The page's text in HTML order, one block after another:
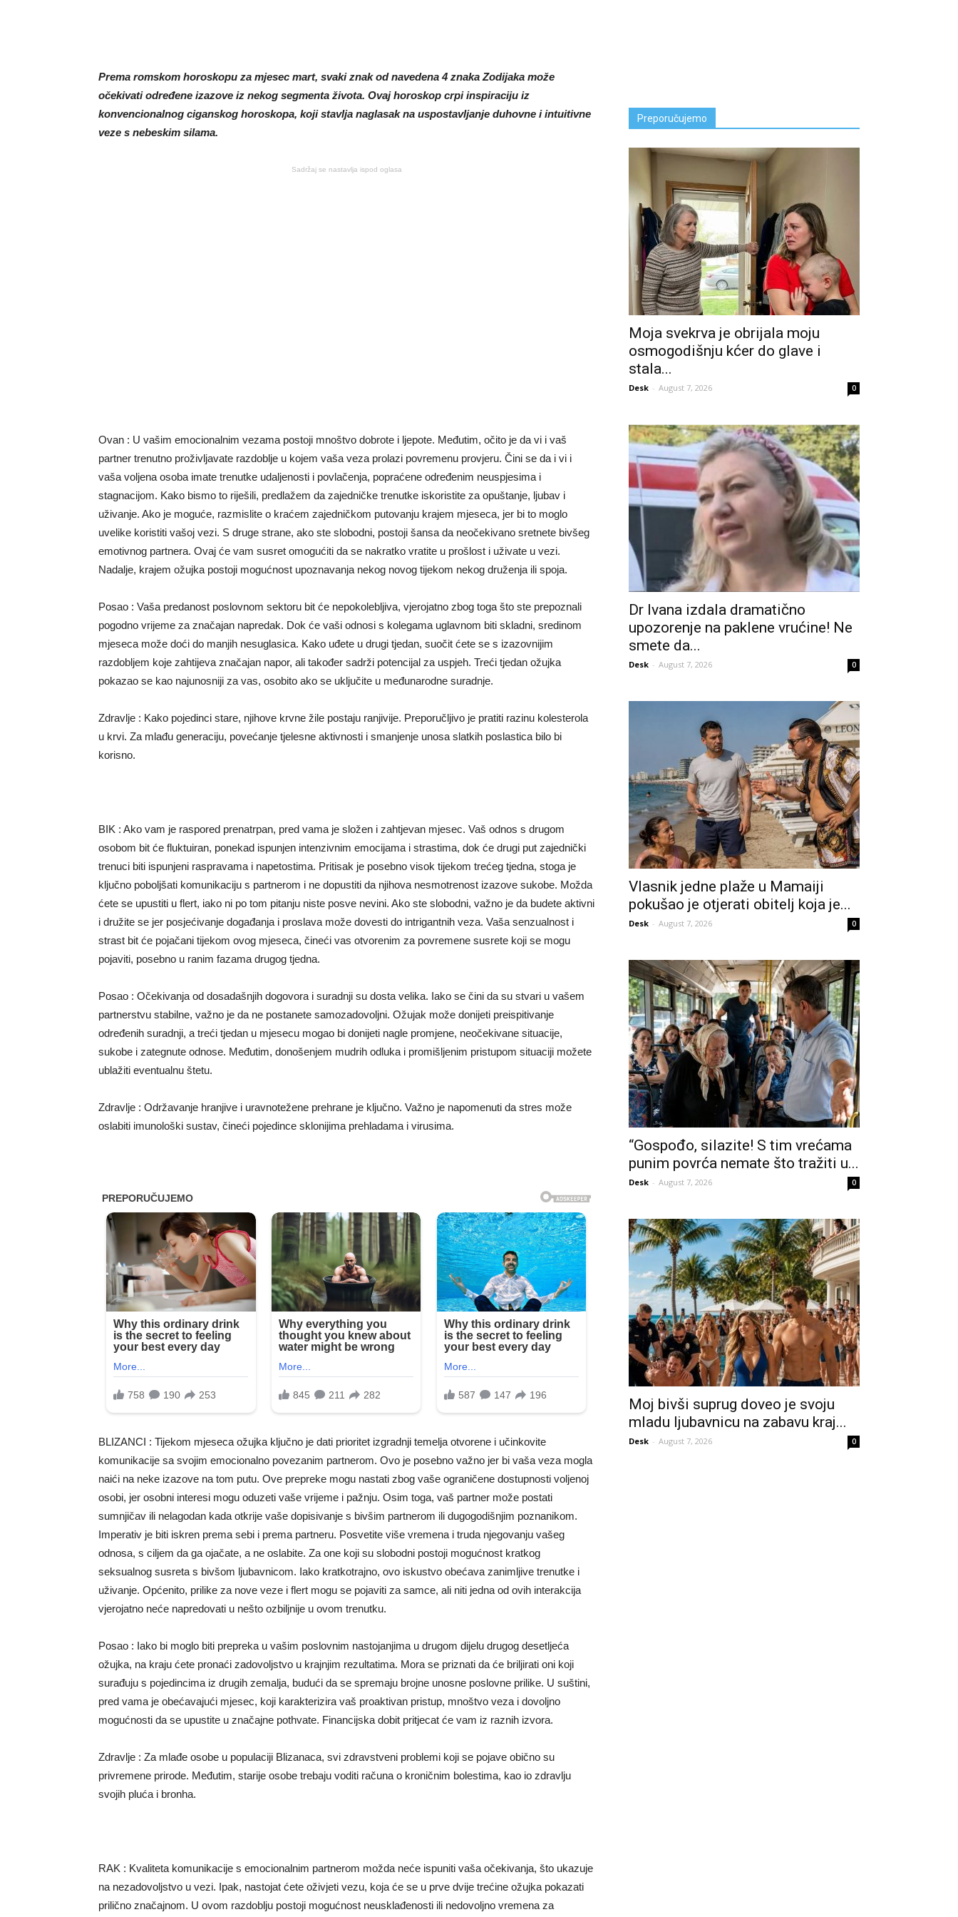
Prema romskom horoskopu za mjesec mart, svaki znak od navedena 4 znaka Zodijaka može
očekivati ​​određene izazove iz nekog segmenta života. Ovaj horoskop crpi inspiraciju iz
konvencionalnog ciganskog horoskopa, koji stavlja naglasak na uspostavljanje duhovne i intuitivne
veze s nebeskim silama.
Sadržaj se nastavlja ispod oglasa
Ovan : U vašim emocionalnim vezama postoji mnoštvo dobrote i ljepote. Međutim, očito je da vi i vaš
partner trenutno proživljavate razdoblje u kojem vaša veza prolazi povremenu provjeru. Čini se da i vi i
vaša voljena osoba imate trenutke udaljenosti i povlačenja, popraćene određenim neuspjesima i
stagnacijom. Kako bismo to riješili, predlažem da zajedničke trenutke iskoristite za opuštanje, ljubav i
uživanje. Ako je moguće, razmislite o kraćem zajedničkom putovanju krajem mjeseca, jer bi to moglo
uvelike koristiti vašoj vezi. S druge strane, ako ste slobodni, postoji šansa da neočekivano sretnete bivšeg
emotivnog partnera. Ovaj će vam susret omogućiti da se nakratko vratite u prošlost i uživate u vezi.
Nadalje, krajem ožujka postoji mogućnost upoznavanja nekog novog tijekom nekog druženja ili spoja.
Posao : Vaša predanost poslovnom sektoru bit će nepokolebljiva, vjerojatno zbog toga što ste prepoznali
pogodno vrijeme za značajan napredak. Dok će vaši odnosi s kolegama uglavnom biti skladni, sredinom
mjeseca može doći do manjih nesuglasica. Kako uđete u drugi tjedan, suočit ćete se s izazovnijim
razdobljem koje zahtijeva značajan napor, ali također sadrži potencijal za uspjeh. Treći tjedan ožujka
pokazao se kao najunosniji za vas, osobito ako se uključite u međunarodne suradnje.
Zdravlje : Kako pojedinci stare, njihove krvne žile postaju ranjivije. Preporučljivo je pratiti razinu kolesterola
u krvi. Za mlađu generaciju, povećanje tjelesne aktivnosti i smanjenje unosa slatkih poslastica bilo bi
korisno.
BIK : Ako vam je raspored prenatrpan, pred vama je složen i zahtjevan mjesec. Vaš odnos s drugom
osobom bit će fluktuiran, ponekad ispunjen intenzivnim emocijama i strastima, dok će drugi put zajednički
trenuci biti ispunjeni raspravama i napetostima. Pritisak je posebno visok tijekom trećeg tjedna, stoga je
ključno poboljšati komunikaciju s partnerom i ne dopustiti da njihova nesmotrenost izazove sukobe. Možda
ćete se upustiti u flert, iako ni po tom pitanju niste posve nevini. Ako ste slobodni, važno je da budete aktivni
i družite se jer posjećivanje događanja i proslava može dovesti do intrigantnih veza. Vaša senzualnost i
strast bit će pojačani tijekom ovog mjeseca, čineći vas otvorenim za povremene susrete koji se mogu
pojaviti, posebno u ranim fazama drugog tjedna.
Posao : Očekivanja od dosadašnjih dogovora i suradnji su dosta velika. Iako se čini da su stvari u vašem
partnerstvu stabilne, važno je da ne postanete samozadovoljni. Ožujak može donijeti preispitivanje
određenih suradnji, a treći tjedan u mjesecu mogao bi donijeti nagle promjene, neočekivane situacije,
sukobe i zategnute odnose. Međutim, donošenjem mudrih odluka i promišljenim pristupom situaciji možete
ublažiti eventualnu štetu.
Zdravlje : Održavanje hranjive i uravnotežene prehrane je ključno. Važno je napomenuti da stres može
oslabiti imunološki sustav, čineći pojedince sklonijima prehladama i virusima.
BLIZANCI : Tijekom mjeseca ožujka ključno je dati prioritet izgradnji temelja otvorene i učinkovite
komunikacije sa svojim emocionalno povezanim partnerom. Ovo je posebno važno jer bi vaša veza mogla
naići na neke izazove na tom putu. Ove prepreke mogu nastati zbog vaše ograničene dostupnosti voljenoj
osobi, jer osobni interesi mogu oduzeti vaše vrijeme i pažnju. Osim toga, vaš partner može postati
sumnjičav ili nelagodan kada otkrije vaše dopisivanje s bivšim partnerom ili dugogodišnjim poznanikom.
Imperativ je biti iskren prema sebi i prema partneru. Posvetite više vremena i truda njegovanju vašeg
odnosa, s ciljem da ga ojačate, a ne oslabite. Za one koji su slobodni postoji mogućnost kratkog
seksualnog susreta s bivšom ljubavnicom. Iako kratkotrajno, ovo iskustvo obećava zanimljive trenutke i
uživanje. Općenito, prilike za nove veze i flert mogu se pojaviti za samce, ali niti jedna od ovih interakcija
vjerojatno neće napredovati u nešto ozbiljnije u ovom trenutku.
Posao : Iako bi moglo biti prepreka u vašim poslovnim nastojanjima u drugom dijelu drugog desetljeća
ožujka, na kraju ćete pronaći zadovoljstvo u krajnjim rezultatima. Mora se priznati da će briljirati oni koji
surađuju s pojedincima iz drugih zemalja, budući da se spremaju brojne unosne poslovne prilike. U suštini,
pred vama je obećavajući mjesec, koji karakterizira vaš proaktivan pristup, mnoštvo veza i dovoljno
mogućnosti da se upustite u značajne pothvate. Financijska dobit pritjecat će vam iz raznih izvora.
Zdravlje : Za mlađe osobe u populaciji Blizanaca, svi zdravstveni problemi koji se pojave obično su
privremene prirode. Međutim, starije osobe trebaju voditi računa o kroničnim bolestima, kao io zdravlju
svojih pluća i bronha.
RAK : Kvaliteta komunikacije s emocionalnim partnerom možda neće ispuniti vaša očekivanja, što ukazuje
na nezadovoljstvo u vezi. Ipak, nastojat ćete oživjeti vezu, koja će se u prve dvije trećine ožujka pokazati
prilično značajnom. U ovom razdoblju postoji mogućnost neusklađenosti ili nedovoljno vremena za
Preporučujemo
Moja svekrva je obrijala moju
osmogodišnju kćer do glave i
stala...
Desk - August 7, 2026 0
Dr Ivana izdala dramatično
upozorenje na paklene vrućine! Ne
smete da...
Desk - August 7, 2026 0
Vlasnik jedne plaže u Mamaiji
pokušao je otjerati obitelj koja je...
Desk - August 7, 2026 0
“Gospođo, silazite! S tim vrećama
punim povrća nemate što tražiti u...
Desk - August 7, 2026 0
Moj bivši suprug doveo je svoju
mladu ljubavnicu na zabavu kraj...
Desk - August 7, 2026 0